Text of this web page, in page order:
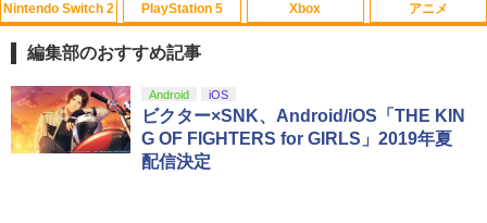
1
【中古】 ソニーミュージックマーケティ
ング ひだまりスケッチ× 1 完全生産限定
版 / アニプレックス [Blu-ray]【メール便
￥296
Nintendo Switch 2
1
スプラトゥーン レイダース|オンライン
コード版
￥5,832
PlayStation 5
1
PlayStation 5 デジタル・エディション
日本語専用 Console Language: Japan
ese only (CFI-2200B01)
￥55,000
Xbox
1
【純正品】Xbox ワイヤレス コントロー
ラー + USB-C® ケーブル
￥8,300
アニメ
1
【Amazon.co.jp限定】劇場版モノノ怪
第三章 蛇神 (Amazon.co.jp限定オリジ
ナル三方背収納ケース付きコレクション)
(オリジナル特典:オリジナル巾着＋メー
カー特典:【坤と離】二振りの剣、十翼よ
編集部のおすすめ記事
Android iOS
ビクター×SNK、Android/iOS「THE KIN
G OF FIGHTERS for GIRLS」2019年夏
配信決定